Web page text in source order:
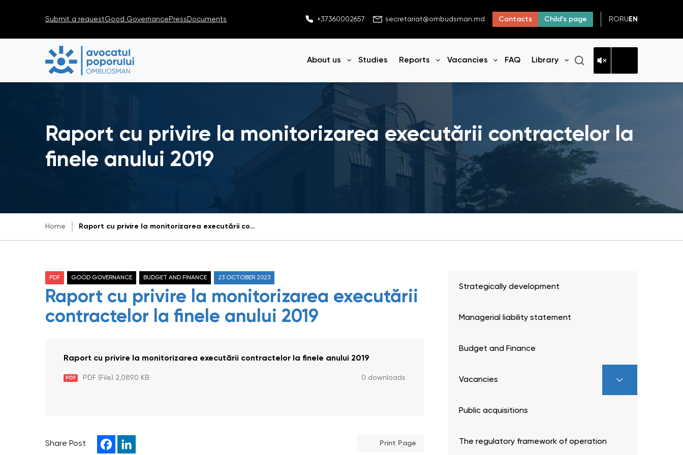
Submit a requestGood Governance Press Documents +37360002657 secretariat@ombudsman.md Contacts Child’s page RO RU EN
About us Studies Reports Vacancies FAQ Library
Open menu
Raport cu privire la monitorizarea executării contractelor la
finele anului 2019
Home Raport cu privire la monitorizarea executării contractelor la finele anului 2019
PDF GOOD GOVERNANCE BUDGET AND FINANCE 23 OCTOBER 2023
Raport cu privire la monitorizarea executării
contractelor la finele anului 2019
Raport cu privire la monitorizarea executării contractelor la finele anului 2019
PDF PDF (File) 2,089.0 KB 0 downloads
Share Post Print Page
Strategically development
Managerial liability statement
Budget and Finance
Vacancies
Public acquisitions
The regulatory framework of operation